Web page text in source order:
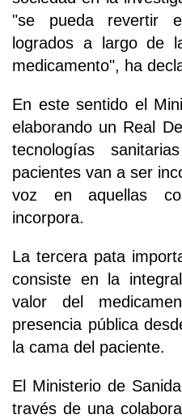
"se pueda revertir
logrados a largo de
medicamento", ha
En este sentido el
elaborando un Real
tecnologías
pacientes van a ser
voz en aquellas
incorpora.
La tercera pata
consiste en la
valor del
presencia pública
la cama del paciente.
El Ministerio de
través de una